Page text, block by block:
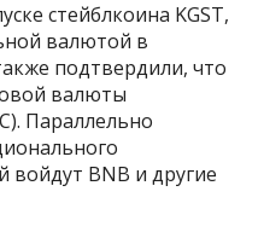
стейблкоина KGST,
валютой в
подтвердили, что
валюты
Параллельно
войдут BNB и другие